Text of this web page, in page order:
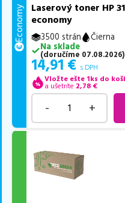
Economy
Laserový toner HP
economy
3500 strán
Čierna
Na sklade
(doručíme 07.08.2026)
14,91 € s DPH
Vložte ešte 1ks do
a ušetríte 2,78 €
- +